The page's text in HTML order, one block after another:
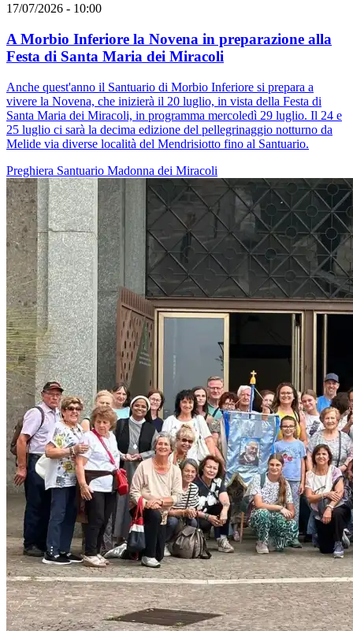
17/07/2026 - 10:00
A Morbio Inferiore la Novena in preparazione alla
Festa di Santa Maria dei Miracoli
Anche quest'anno il Santuario di Morbio Inferiore si prepara a
vivere la Novena, che inizierà il 20 luglio, in vista della Festa di
Santa Maria dei Miracoli, in programma mercoledì 29 luglio. Il 24 e
25 luglio ci sarà la decima edizione del pellegrinaggio notturno da
Melide via diverse località del Mendrisiotto fino al Santuario.
Preghiera Santuario Madonna dei Miracoli